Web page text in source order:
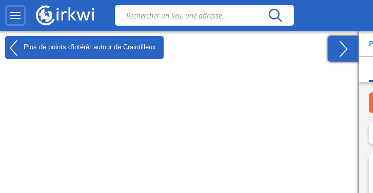
Plus de points d'intérêt autour de Craintilleux